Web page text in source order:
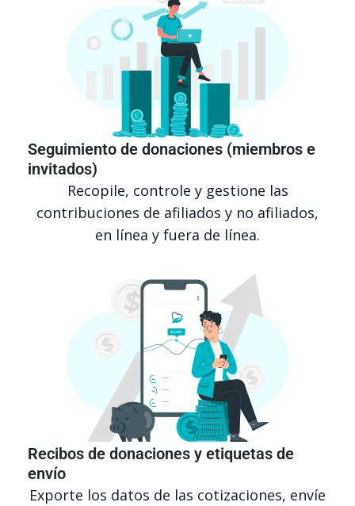
Seguimiento de donaciones (miembros e
invitados)
Recopile, controle y gestione las
contribuciones de afiliados y no afiliados,
en línea y fuera de línea.
Recibos de donaciones y etiquetas de
envío
Exporte los datos de las cotizaciones, envíe